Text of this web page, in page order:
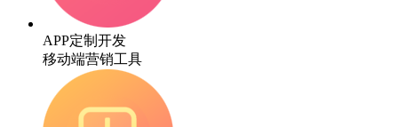
APP定制开发
移动端营销工具